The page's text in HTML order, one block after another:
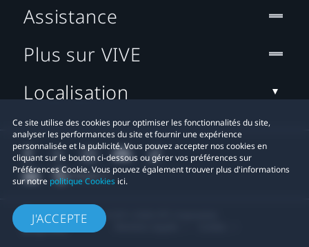
Ce site utilise des cookies pour optimiser les fonctionnalités du site,
analyser les performances du site et fournir une expérience
personnalisée et la publicité. Vous pouvez accepter nos cookies en
cliquant sur le bouton ci-dessous ou gérer vos préférences sur
Préférences Cookie. Vous pouvez également trouver plus d'informations
sur notre politique Cookies ici.
J'ACCEPTE
Assistance
Plus sur VIVE
Localisation
© 2011-2026 HTC Corporation